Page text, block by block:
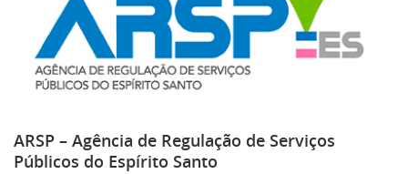
ARSP – Agência de Regulação de Serviços
Públicos do Espírito Santo